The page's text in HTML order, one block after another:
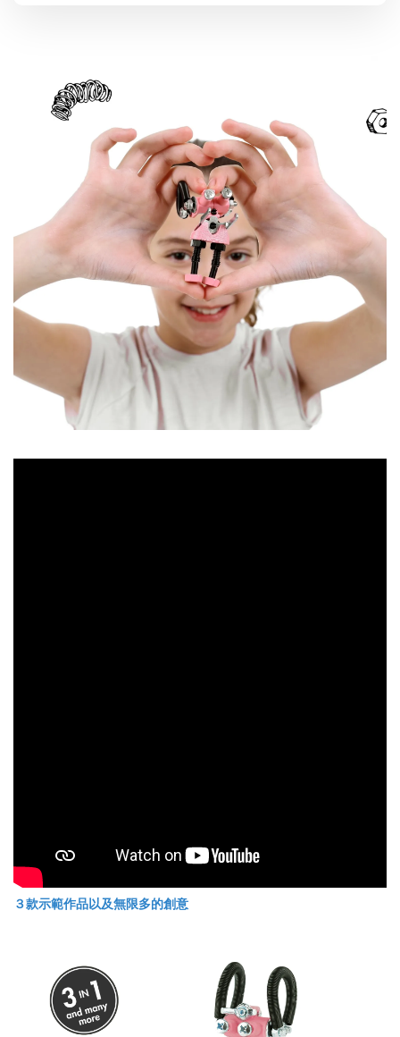
３款示範作品以及無限多的創意